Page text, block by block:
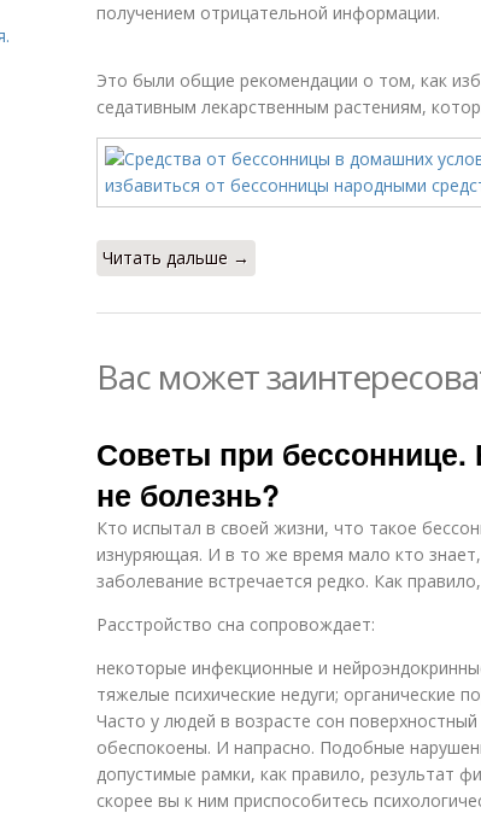
получением отрицательной информации.
Это были общие рекомендации о том, как
седативным лекарственным растениям,
Читать дальше →
Вас может
Советы при бессоннице.
не болезнь?
Кто испытал в своей жизни, что такое
изнуряющая. И в то же время мало кто
заболевание встречается редко. Как
Расстройство сна сопровождает:
некоторые инфекционные и
тяжелые психические недуги; органические
Часто у людей в возрасте сон
обеспокоены. И напрасно. Подобные
допустимые рамки, как правило, результат
скорее вы к ним приспособитесь